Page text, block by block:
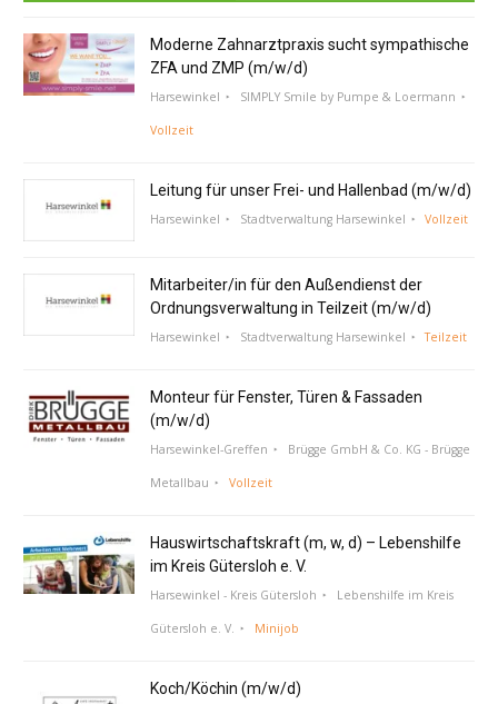
Moderne Zahnarztpraxis sucht sympathische
ZFA und ZMP (m/w/d)
Harsewinkel SIMPLY Smile by Pumpe & Loermann
Vollzeit
Leitung für unser Frei- und Hallenbad (m/w/d)
Harsewinkel Stadtverwaltung Harsewinkel Vollzeit
Mitarbeiter/in für den Außendienst der
Ordnungsverwaltung in Teilzeit (m/w/d)
Harsewinkel Stadtverwaltung Harsewinkel Teilzeit
Monteur für Fenster, Türen & Fassaden
(m/w/d)
Harsewinkel-Greffen Brügge GmbH & Co. KG - Brügge
Metallbau Vollzeit
Hauswirtschaftskraft (m, w, d) – Lebenshilfe
im Kreis Gütersloh e. V.
Harsewinkel - Kreis Gütersloh Lebenshilfe im Kreis
Gütersloh e. V. Minijob
Koch/Köchin (m/w/d)